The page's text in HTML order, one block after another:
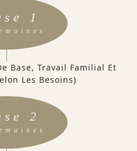
1
Base, Travail Familial Et
Les Besoins)
2